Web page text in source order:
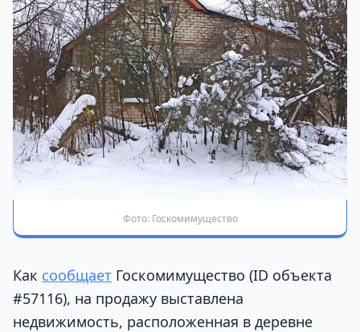
Фото: Госкомимущество
Как сообщает Госкомимущество (ID объекта
#57116), на продажу выставлена
недвижимость, расположенная в деревне